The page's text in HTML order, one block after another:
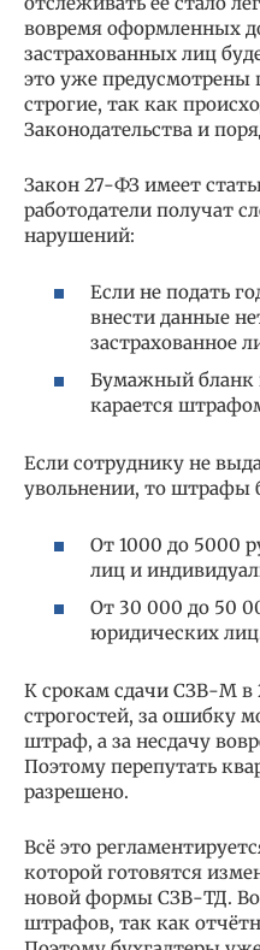
вовремя оформленных
застрахованных лиц
это уже
строгие, так как
Законодательства и
Закон 27-ФЗ имеет
работодатели получат
нарушений:
Если не подать
внести данные
застрахованное
Бумажный бланк
карается
Если сотруднику не
увольнении, то штрафы
От 1000 до 5000
лиц и
От 30 000 до 50
юридических
К срокам сдачи СЗВ-М в
строгостей, за ошибку
штраф, а за несдачу
Поэтому перепутать
разрешено.
Всё это
которой готовятся
новой формы СЗВ-ТД.
штрафов, так как